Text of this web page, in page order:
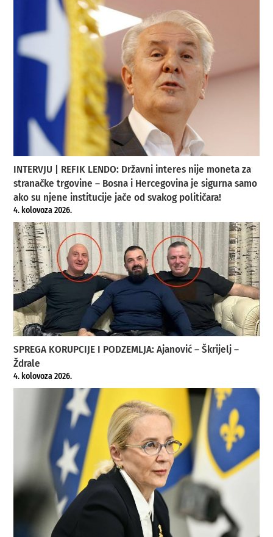
INTERVJU | REFIK LENDO: Državni interes nije moneta za
stranačke trgovine – Bosna i Hercegovina je sigurna samo
ako su njene institucije jače od svakog političara!
4. kolovoza 2026.
SPREGA KORUPCIJE I PODZEMLJA: Ajanović – Škrijelj –
Ždrale
4. kolovoza 2026.